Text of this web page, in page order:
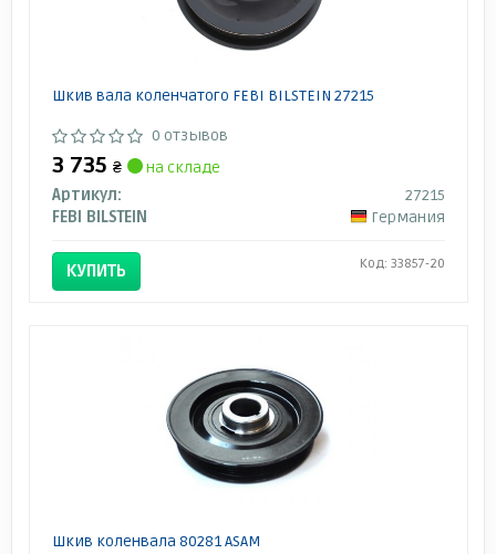
Шкив вала коленчатого FEBI BILSTEIN 27215
0 отзывов
3 735 ₴
на складе
Артикул:
27215
FEBI BILSTEIN
Германия
КУПИТЬ Код: 33857-20
Шкив коленвала 80281 ASAM